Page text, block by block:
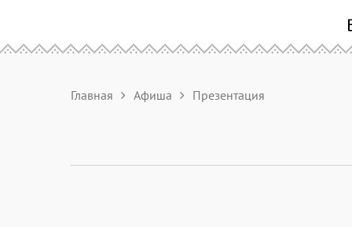
Главная Афиша Презентация